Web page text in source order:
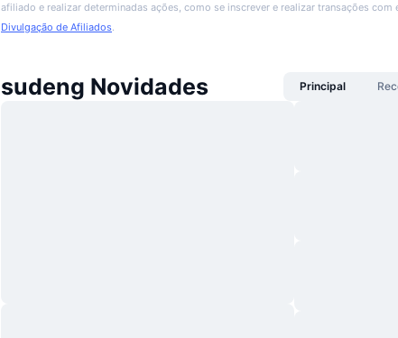
afiliado e realizar determinadas ações, como se inscrever e realizar transações
Divulgação de Afiliados.
sudeng Novidades Principal